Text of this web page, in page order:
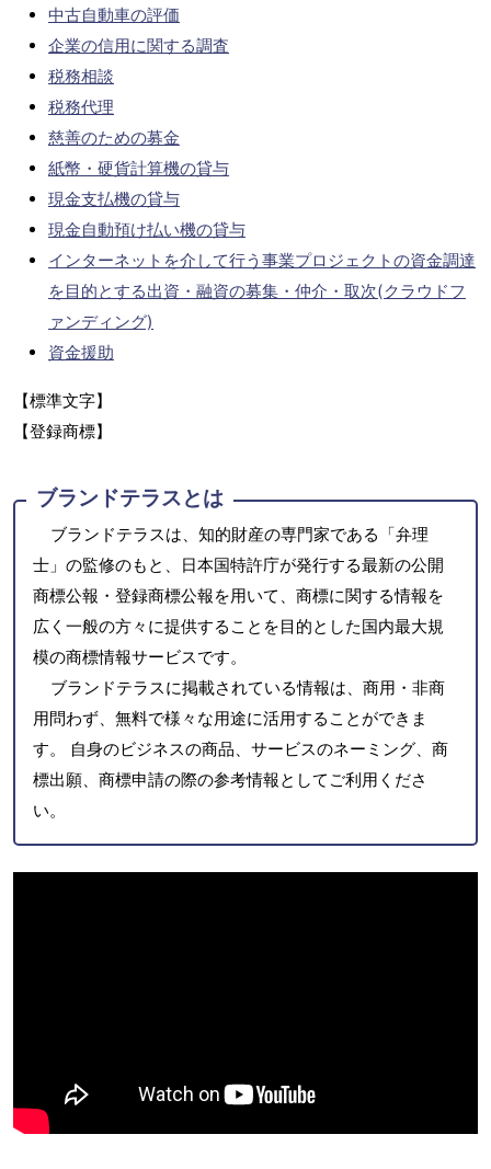
中古自動車の評価
企業の信用に関する調査
税務相談
税務代理
慈善のための募金
紙幣・硬貨計算機の貸与
現金支払機の貸与
現金自動預け払い機の貸与
インターネットを介して行う事業プロジェクトの資金調達
を目的とする出資・融資の募集・仲介・取次(クラウドフ
ァンディング)
資金援助
【標準文字】
【登録商標】
ブランドテラスとは
ブランドテラスは、知的財産の専門家である「弁理
士」の監修のもと、日本国特許庁が発行する最新の公開
商標公報・登録商標公報を用いて、商標に関する情報を
広く一般の方々に提供することを目的とした国内最大規
模の商標情報サービスです。
ブランドテラスに掲載されている情報は、商用・非商
用問わず、無料で様々な用途に活用することができま
す。 自身のビジネスの商品、サービスのネーミング、商
標出願、商標申請の際の参考情報としてご利用くださ
い。